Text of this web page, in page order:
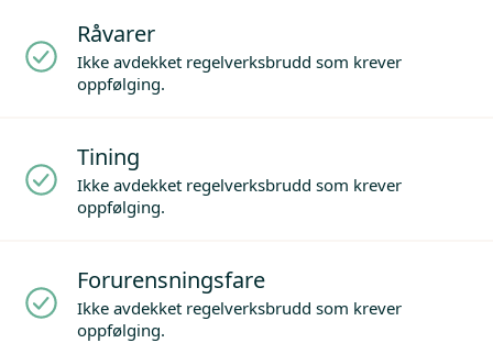
Råvarer
Ikke avdekket regelverksbrudd som krever
oppfølging.
Tining
Ikke avdekket regelverksbrudd som krever
oppfølging.
Forurensningsfare
Ikke avdekket regelverksbrudd som krever
oppfølging.